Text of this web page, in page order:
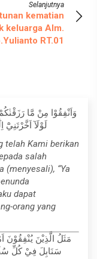
Selanjutnya
kematian
keluarga Alm.
RT.01
وَاَنْفِقُوْا مِنْ مَّا
لَوْلَآ
telah Kami berikan
salah
(menyesali), “Ya
dapat
orang yang
مَثَلُ الَّذِيْنَ يُنْفِقُوْنَ
سَنَابِلَ فِيْ كُلِّ